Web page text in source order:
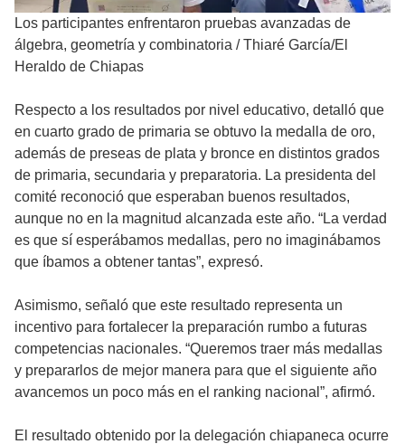
Los participantes enfrentaron pruebas avanzadas de
álgebra, geometría y combinatoria /Thiaré García/El
Heraldo de Chiapas
Respecto a los resultados por nivel educativo, detalló que
en cuarto grado de primaria se obtuvo la medalla de oro,
además de preseas de plata y bronce en distintos grados
de primaria, secundaria y preparatoria. La presidenta del
comité reconoció que esperaban buenos resultados,
aunque no en la magnitud alcanzada este año. “La verdad
es que sí esperábamos medallas, pero no imaginábamos
que íbamos a obtener tantas”, expresó.
Asimismo, señaló que este resultado representa un
incentivo para fortalecer la preparación rumbo a futuras
competencias nacionales. “Queremos traer más medallas
y prepararlos de mejor manera para que el siguiente año
avancemos un poco más en el ranking nacional”, afirmó.
El resultado obtenido por la delegación chiapaneca ocurre